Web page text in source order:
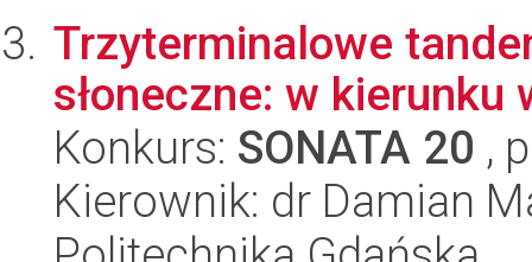
Trzyterminalowe
słoneczne: w
Konkurs: SONATA 20 ,
Kierownik: dr Damian